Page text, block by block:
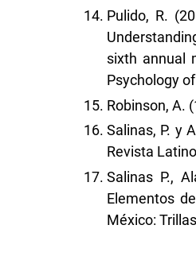
Pulido, R.
sixth annual
Psychology
Robinson, A.
Salinas, P. y
Revista
Salinas P.,
Elementos
México: